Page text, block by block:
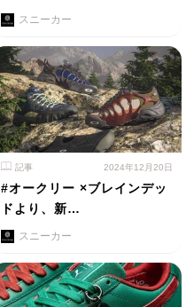
スニーカー
記事 2024年12月20日
#オークリー ×ブレインデッ
ドより、新…
スニーカー